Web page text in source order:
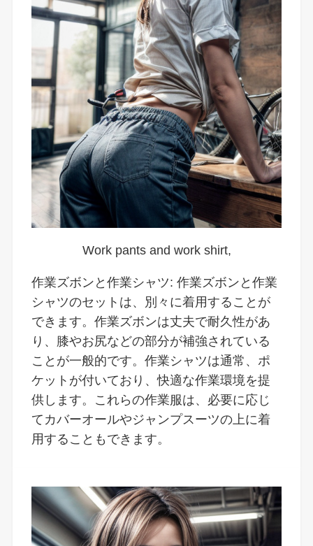
Work pants and work shirt,
作業ズボンと作業シャツ: 作業ズボンと作業
シャツのセットは、別々に着用することが
できます。作業ズボンは丈夫で耐久性があ
り、膝やお尻などの部分が補強されている
ことが一般的です。作業シャツは通常、ポ
ケットが付いており、快適な作業環境を提
供します。これらの作業服は、必要に応じ
てカバーオールやジャンプスーツの上に着
用することもできます。